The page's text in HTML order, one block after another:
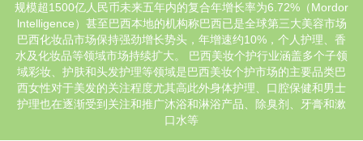
规模超1500亿人民币未来五年内的复合年增长率为6.72%（Mordor
lntelligence）甚至巴西本地的机构称巴西已是全球第三大美容市场
巴西化妆品市场保持强劲增长势头，年增速约10%，个人护理、香
水及化妆品等领域市场持续扩大。 巴西美妆个护行业涵盖多个子领
域彩妆、护肤和头发护理等领域是巴西美妆个护市场的主要品类巴
西女性对于美发的关注程度尤其高此外身体护理、口腔保健和男士
护理也在逐渐受到关注和推广沐浴和淋浴产品、除臭剂、牙膏和漱
口水等